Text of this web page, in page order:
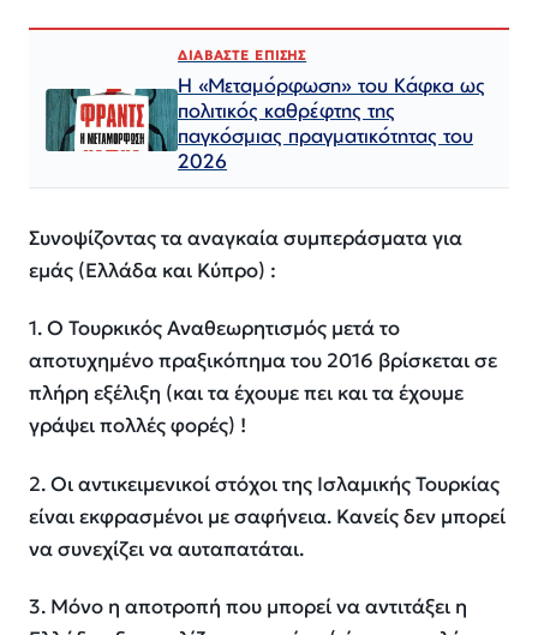
ΔΙΑΒΑΣΤΕ ΕΠΙΣΗΣ
Η «Μεταμόρφωση» του Κάφκα ως
πολιτικός καθρέφτης της
παγκόσμιας πραγματικότητας του
2026
Συνοψίζοντας τα αναγκαία συμπεράσματα για
εμάς (Ελλάδα και Κύπρο) :
1. Ο Τουρκικός Αναθεωρητισμός μετά το
αποτυχημένο πραξικόπημα του 2016 βρίσκεται σε
πλήρη εξέλιξη (και τα έχουμε πει και τα έχουμε
γράψει πολλές φορές) !
2. Οι αντικειμενικοί στόχοι της Ισλαμικής Τουρκίας
είναι εκφρασμένοι με σαφήνεια. Κανείς δεν μπορεί
να συνεχίζει να αυταπατάται.
3. Μόνο η αποτροπή που μπορεί να αντιτάξει η